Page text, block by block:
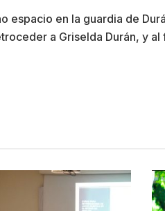
espacio en la guardia de
a Griselda Durán, y